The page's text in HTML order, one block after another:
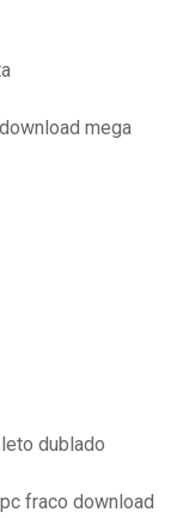
mega
dublado
fraco download